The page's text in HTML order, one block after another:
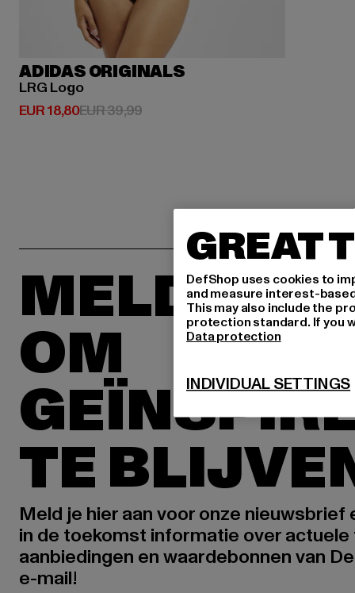
ADIDAS ORIGINALS
LRG Logo
EUR 18,80
Huidige prijs: EUR 18,80
EUR 39,99Actieprijs: EUR 39,99
MELD JE
OM
TE
Meld je hier aan voor onze nieuwsbrief
in de toekomst informatie over actuele
aanbiedingen en waardebonnen van
e-mail!
GREAT
DefShop uses cookies to
and measure interest-
This may also include the
protection standard. If you
Data protection
INDIVIDUAL SETTINGS